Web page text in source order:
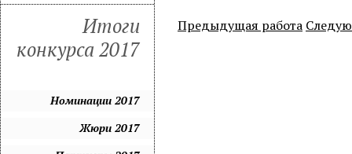
Предыдущая работа
Итоги
конкурса 2017
Номинации 2017
Жюри 2017